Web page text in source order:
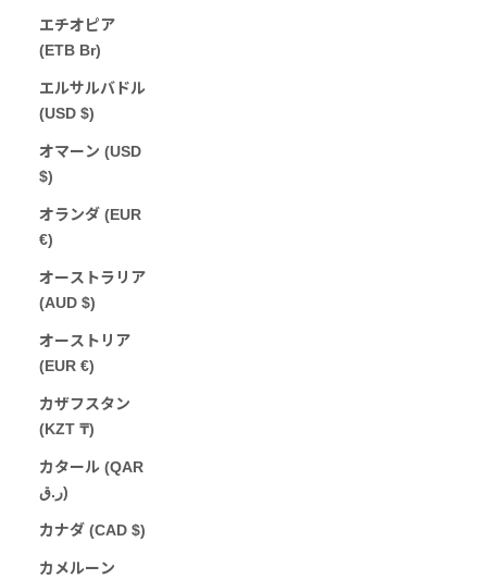
エチオピア
(ETB Br)
エルサルバドル
(USD $)
オマーン (USD
$)
オランダ (EUR
€)
オーストラリア
(AUD $)
オーストリア
(EUR €)
カザフスタン
(KZT ₸)
カタール (QAR
ر.ق)
カナダ (CAD $)
カメルーン